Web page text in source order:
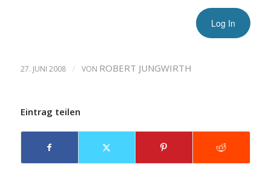
27. JUNI 2008 / VON ROBERT JUNGWIRTH
Eintrag teilen